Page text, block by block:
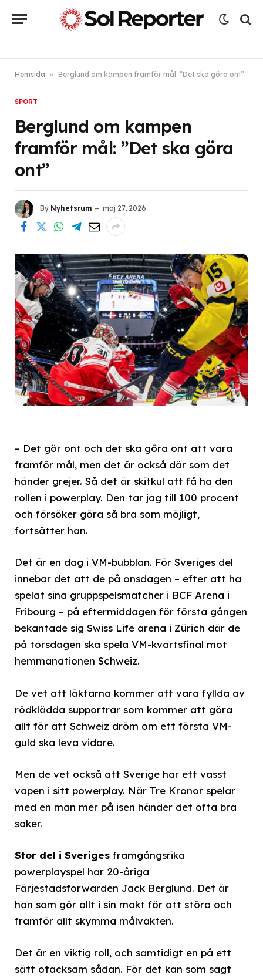
Hemsida » Berglund om kampen framför mål: ”Det ska göra ont”
SPORT
Berglund om kampen
framför mål: ”Det ska göra
ont”
By Nyhetsrum maj 27, 2026
– Det gör ont och det ska göra ont att vara
framför mål, men det är också där som det
händer grejer. Så det är skitkul att få ha den
rollen i powerplay. Den tar jag till 100 procent
och försöker göra så bra som möjligt,
fortsätter han.
Det är en dag i VM-bubblan. För Sveriges del
innebar det att de på onsdagen – efter att ha
spelat sina gruppspelsmatcher i BCF Arena i
Fribourg – på eftermiddagen för första gången
bekantade sig Swiss Life arena i Zürich där de
på torsdagen ska spela VM-kvartsfinal mot
hemmanationen Schweiz.
De vet att läktarna kommer att vara fyllda av
rödklädda supportrar som kommer att göra
allt för att Schweiz dröm om ett första VM-
guld ska leva vidare.
Men de vet också att Sverige har ett vasst
vapen i sitt powerplay. När Tre Kronor spelar
med en man mer på isen händer det ofta bra
saker.
Stor del i Sveriges framgångsrika
powerplayspel har 20-åriga
Färjestadsforwarden Jack Berglund. Det är
han som gör allt i sin makt för att störa och
framför allt skymma målvakten.
Det är en viktig roll, och samtidigt en på ett
sätt otacksam sådan. För det kan som sagt